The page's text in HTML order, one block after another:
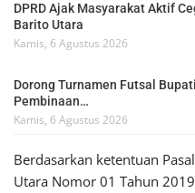
DPRD Ajak Masyarakat Aktif
Barito Utara
Kamis, 6 Agustus 2026
Dorong Turnamen Futsal
Pembinaan…
Kamis, 6 Agustus 2026
Berdasarkan ketentuan
Utara Nomor 01 Tahun